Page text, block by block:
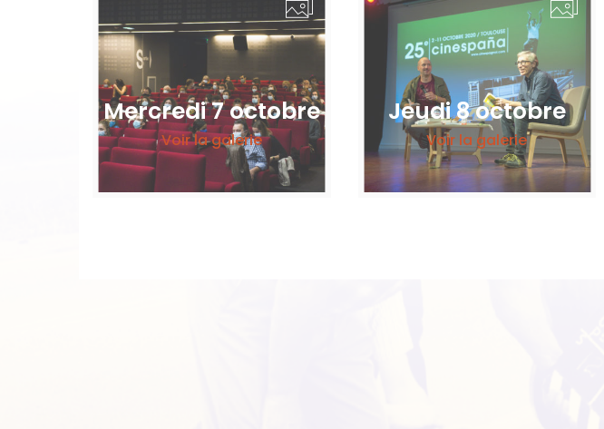
Mercredi 7 octobre
Voir la galerie
Jeudi 8 octobre
Voir la galerie